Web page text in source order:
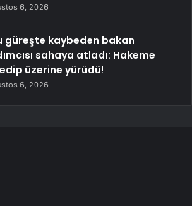
6, 2026
güreşte kaybeden bakan
sahaya atladı: Hakeme
üzerine yürüdü!
6, 2026